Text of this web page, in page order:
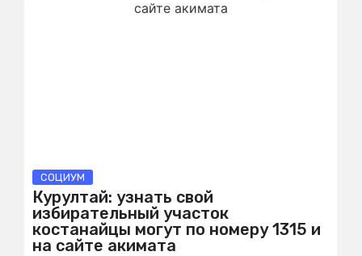
СОЦИУМ
Курултай: узнать свой
избирательный участок
костанайцы могут по номеру 1315 и
на сайте акимата